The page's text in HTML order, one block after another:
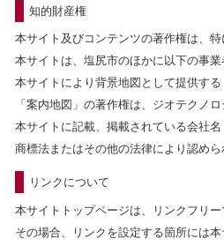
知的財産権
本サイト及びコンテンツの著作権は、
本サイトは、塩尻市のほかに以下の事
本サイトにより背景地図として提供す
「案内地図」の著作権は、ジオテクノ
本サイトに記載、掲載されている会社
商標法またはその他の法律により認め
リンクについて
本サイトトップページは、リンクフリー
その場合、リンクを設定する箇所には